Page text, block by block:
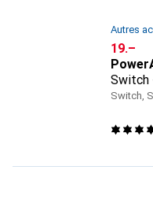
Autres
CHF
19.–
Switch
Switch,